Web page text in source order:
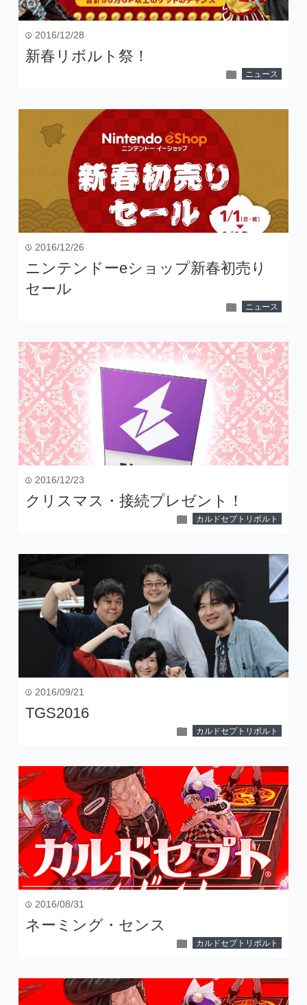
time 2016/12/28
新春リボルト祭！
folder ニュース
time 2016/12/26
ニンテンドーeショップ新春初売り
セール
folder ニュース
time 2016/12/23
クリスマス・接続プレゼント！
folder カルドセプトリボルト
time 2016/09/21
TGS2016
folder カルドセプトリボルト
time 2016/08/31
ネーミング・センス
folder カルドセプトリボルト